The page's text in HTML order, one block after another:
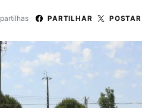
partilhas PARTILHAR POSTAR